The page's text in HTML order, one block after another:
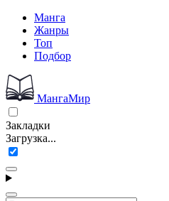
Манга
Жанры
Топ
Подбор
МангаМир
Закладки
Загрузка...